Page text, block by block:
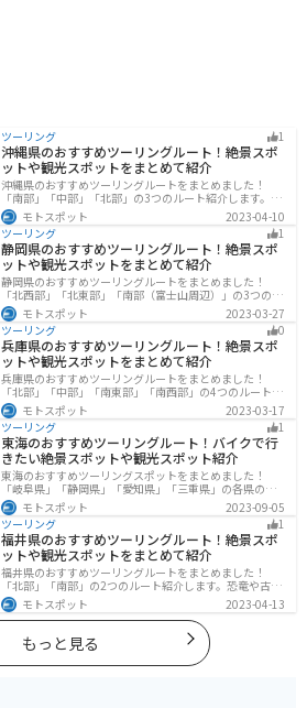
ツーリング 1
沖縄県のおすすめツーリングルート！絶景スポ
ットや観光スポットをまとめて紹介
沖縄県のおすすめツーリングルートをまとめました！
「南部」「中部」「北部」の3つのルート紹介します。美
しいビーチや歴史と文化に溢れたスポットが多数あり、
様々な楽しみ方ができます。バイクで沖縄県にツーリン
グに行く際は参考にしてください。
モトスポット
2023-04-10
ツーリング
1
静岡県のおすすめツーリングルート！絶景スポ
ットや観光スポットをまとめて紹介
静岡県のおすすめツーリングルートをまとめました！
「北西部」「北東部」「南部（富士山周辺）」の3つのル
ート紹介します。富士山を中心に自然豊かな景色や食事
を楽しめるスポットが多数あります。バイクで静岡県に
ツーリングに行く際は参考にしてください。
モトスポット
2023-03-27
ツーリング
0
兵庫県のおすすめツーリングルート！絶景スポ
ットや観光スポットをまとめて紹介
兵庫県のおすすめツーリングルートをまとめました！
「北部」「中部」「南東部」「南西部」の4つのルート紹
介します。自然豊かな山を堪能できる北部と中部、街中
で海辺の南部と違った楽しみ方ができます。バイクで兵
庫県にツーリングに行く際は参考にしてください。
モトスポット
2023-03-17
ツーリング
1
東海のおすすめツーリングルート！バイクで行
きたい絶景スポットや観光スポット紹介
東海のおすすめツーリングスポットをまとめました！
「岐阜県」「静岡県」「愛知県」「三重県」の各県の観
光地紹介します。自然豊かな山々や湖、温泉地が点在
し、四季折々の景色を楽しめるスポットが多数ありま
す。バイクで東海にツーリングに行く際は参考にしてく
ださい。
モトスポット
2023-09-05
ツーリング
1
福井県のおすすめツーリングルート！絶景スポ
ットや観光スポットをまとめて紹介
福井県のおすすめツーリングルートをまとめました！
「北部」「南部」の2つのルート紹介します。恐竜や古代
遺跡、温泉地など魅力に溢れるスポットが多数ありま
す。バイクで福井県にツーリングに行く際は参考にして
ください。
モトスポット 2023-04-13
もっと見る